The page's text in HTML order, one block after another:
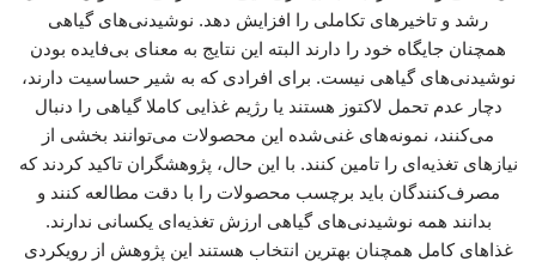
رشد و تاخیرهای تکاملی را افزایش دهد. نوشیدنی‌های گیاهی
همچنان جایگاه خود را دارند البته این نتایج به معنای بی‌فایده بودن
نوشیدنی‌های گیاهی نیست. برای افرادی که به شیر حساسیت دارند،
دچار عدم تحمل لاکتوز هستند یا رژیم غذایی کاملا گیاهی را دنبال
می‌کنند، نمونه‌های غنی‌شده این محصولات می‌توانند بخشی از
نیازهای تغذیه‌ای را تامین کنند. با این حال، پژوهشگران تاکید کردند که
مصرف‌کنندگان باید برچسب محصولات را با دقت مطالعه کنند و
بدانند همه نوشیدنی‌های گیاهی ارزش تغذیه‌ای یکسانی ندارند.
غذاهای کامل همچنان بهترین انتخاب هستند این پژوهش از رویکردی